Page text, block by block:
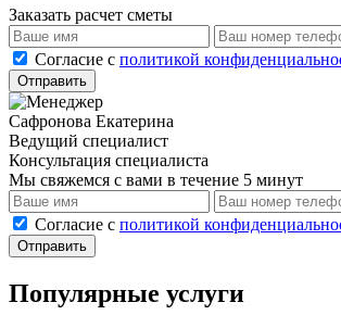
Заказать расчет сметы
Cогласие с политикой
Отправить
Сафронова Екатерина
Ведущий специалист
Консультация специалиста
Мы свяжемся с вами в течение 5 минут
Cогласие с политикой
Отправить
Популярные услуги